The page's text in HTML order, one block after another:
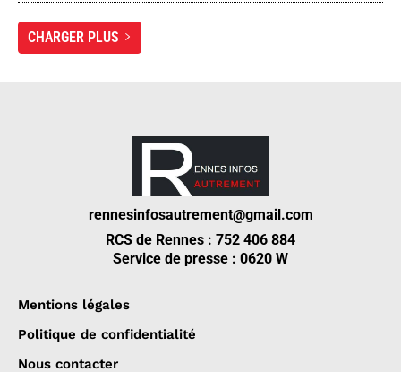
CHARGER PLUS
rennesinfosautrement@gmail.com
RCS de Rennes : 752 406 884
Service de presse : 0620 W
Mentions légales
Politique de confidentialité
Nous contacter